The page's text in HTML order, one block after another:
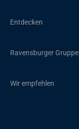
Entdecken
Ravensburger Gruppe
Wir empfehlen